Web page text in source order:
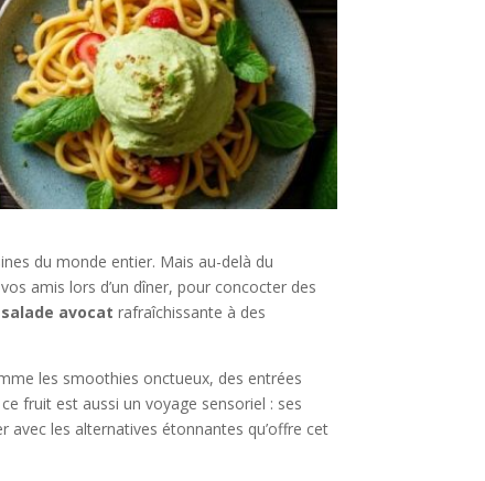
du monde entier. Mais au-delà du
amis lors d’un dîner, pour concocter des
salade avocat rafraîchissante à des
les smoothies onctueux, des entrées
fruit est aussi un voyage sensoriel : ses
avec les alternatives étonnantes qu’offre cet